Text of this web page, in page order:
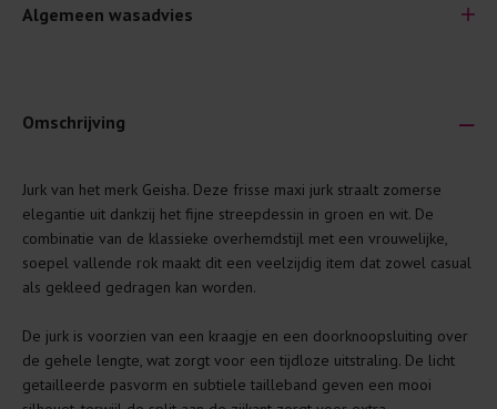
Algemeen wasadvies
Je wilt natuurlijk lang plezier hebben van je nieuwe kleding.
Daarom geven wij een aantal algemene was-tips:
Lees altijd eerst even het was-etiket.
Was kleding binnenste buiten. Dat beschermt de
buitenkant.
Wees zuinig met wasmiddel. Per kledingstuk is een drupje
genoeg.
Was zo koud mogelijk. Op 20 of 30 graden wassen is vaak
Omschrijving
Jurk van het merk Geisha. Deze frisse maxi jurk straalt zomerse
elegantie uit dankzij het fijne streepdessin in groen en wit. De
combinatie van de klassieke overhemdstijl met een vrouwelijke,
soepel vallende rok maakt dit een veelzijdig item dat zowel casual
als gekleed gedragen kan worden.
De jurk is voorzien van een kraagje en een doorknoopsluiting over
de gehele lengte, wat zorgt voor een tijdloze uitstraling. De licht
getailleerde pasvorm en subtiele tailleband geven een mooi